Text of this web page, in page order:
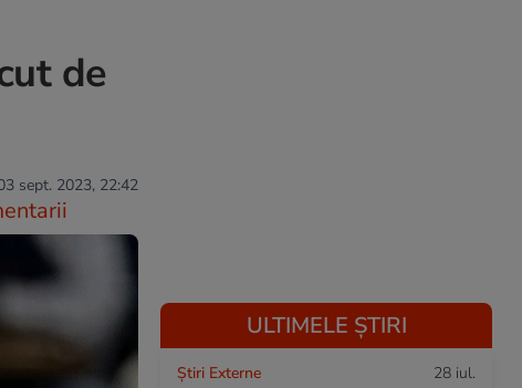
de
sept. 2023, 22:42
ULTIMELE ȘTIRI
Știri Externe 28 iul.